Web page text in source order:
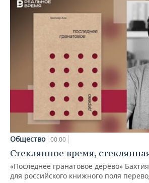
Общество 00:00
Стеклянное время,
«Последнее гранатовое дерево»
для российского книжного поля